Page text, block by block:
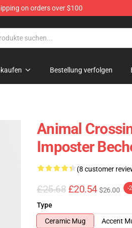
on orders over $100
Bestellung verfolgen
Animal
Imposter
(8 customer
£25.68 £20.54 $26.00 -
Type
Ceramic Mug
Accent